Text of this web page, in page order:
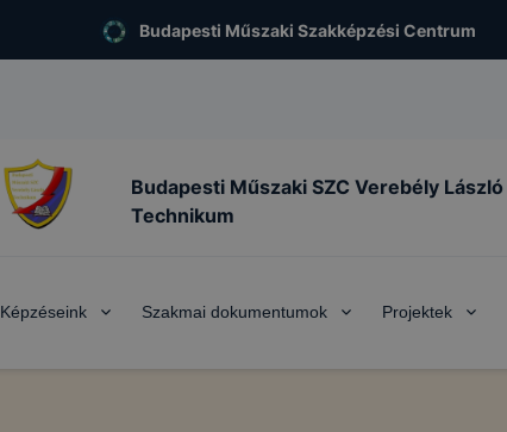
Budapesti Műszaki Szakképzési Centrum
Budapesti Műszaki SZC Verebély László
Technikum
Képzéseink Szakmai dokumentumok Projektek